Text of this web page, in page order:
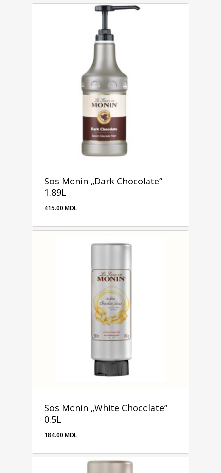
Sos Monin „Dark Chocolate”
1.89L
415.00 MDL
Sos Monin „White Chocolate”
0.5L
184.00 MDL